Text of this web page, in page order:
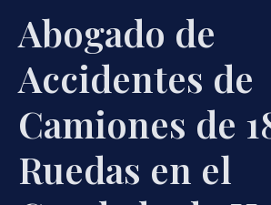
Abogado de
Accidentes de
Camiones de
Ruedas en el